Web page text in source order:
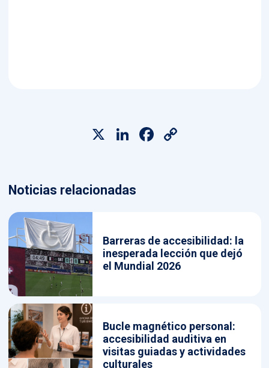
X LinkedInFacebook
Noticias relacionadas
Barreras de accesibilidad: la
inesperada lección que dejó
el Mundial 2026
Bucle magnético personal:
accesibilidad auditiva en
visitas guiadas y actividades
culturales